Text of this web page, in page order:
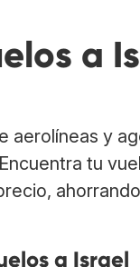
a
aerolíneas y
tu
a Israel